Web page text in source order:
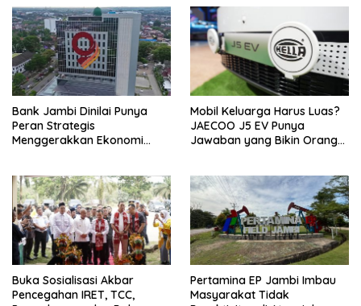
Bank Jambi Dinilai Punya
Peran Strategis
Menggerakkan Ekonomi
Mobil Keluarga Harus Luas?
JAECOO J5 EV Punya
Jawaban yang Bikin Orang
Buka Sosialisasi Akbar
Pencegahan IRET, TCC,
Pertamina EP Jambi Imbau
Masyarakat Tidak